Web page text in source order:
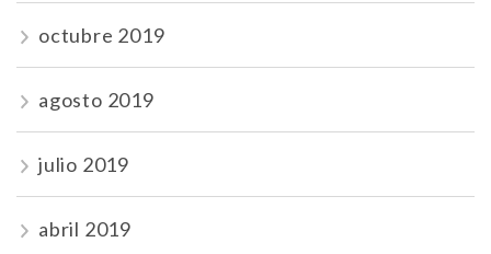
octubre 2019
agosto 2019
julio 2019
abril 2019